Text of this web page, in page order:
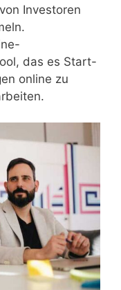
Investoren
das es Start-
online zu